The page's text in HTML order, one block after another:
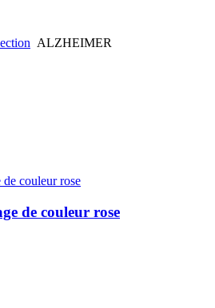
ALZHEIMER
de couleur rose